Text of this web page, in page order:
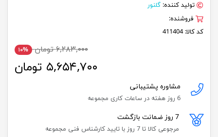
تولید کننده: گلنور
فروشنده:
کد کالا: 411404
۶,۲۸۳,۰۰۰ تومان ۱۰%
۵,۶۵۴,۷۰۰ تومان
مشاوره پشتیبانی
6 روز هفته در ساعات کاری مجموعه
7 روز ضمانت بازگشت
مرجوعی کالا تا 7 روز با تایید کارشناس فنی مجموعه